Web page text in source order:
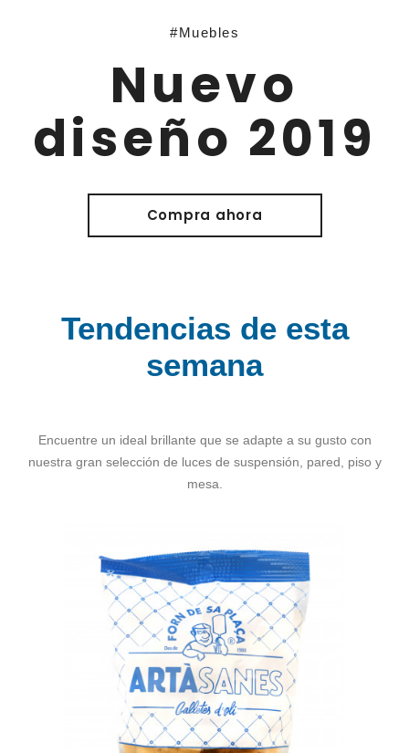
#Muebles
Nuevo
diseño 2019
Compra ahora
Tendencias de esta
semana
Encuentre un ideal brillante que se adapte a su gusto con
nuestra gran selección de luces de suspensión, pared, piso y
mesa.